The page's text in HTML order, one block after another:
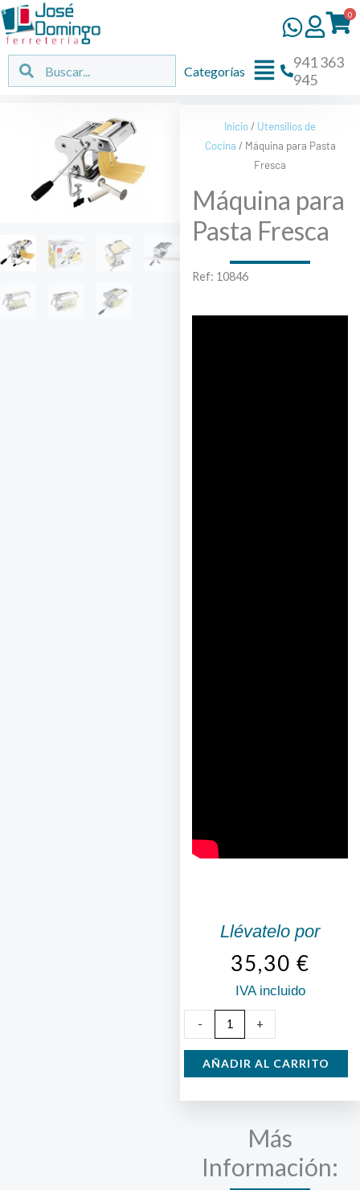
Ir
al
contenido
0
Buscar Buscar
Flyout
Categorías
941 363
945
Inicio / Utensilios de
Cocina / Máquina para Pasta
Fresca
Máquina para
Pasta Fresca
Ref: 10846
Llévatelo por
35,30 €
IVA incluido
-
Máquina
para
Pasta
+
AÑADIR AL CARRITO
Más
Información: